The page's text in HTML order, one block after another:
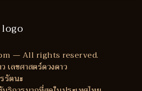
— All rights reserved.
เลขศาสตร์ดวงดาว
รัตนะ